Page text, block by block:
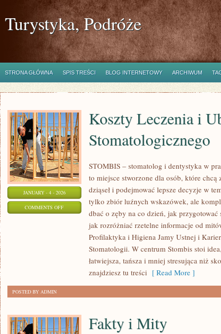
Turystyka, Podróże
STRONA GŁÓWNA SPIS TREŚCI BLOG INTERNETOWY ARCHIWUM
JANUARY - 4 - 2026
COMMENTS OFFON
Koszty Leczenia i
Stomatologicznego
STOMBIS – stomatolog i dentystyka w
to miejsce stworzone dla osób, które
dziąseł i podejmować lepsze decyzje w
tylko zbiór luźnych wskazówek, ale
dbać o zęby na co dzień, jak
jak rozróżniać rzetelne informacje od
Profilaktyka i Higiena Jamy Ustnej i
Stomatologii. W centrum Stombis stoi
łatwiejsza, tańsza i mniej stresująca niż
znajdziesz tu treści [ Read More ]
POSTED BY ADMIN
Fakty i Mity